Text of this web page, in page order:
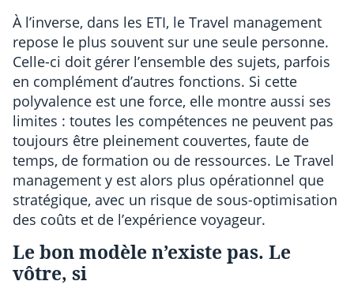
À l’inverse, dans les ETI, le Travel management
repose le plus souvent sur une seule personne.
Celle-ci doit gérer l’ensemble des sujets, parfois
en complément d’autres fonctions. Si cette
polyvalence est une force, elle montre aussi ses
limites : toutes les compétences ne peuvent pas
toujours être pleinement couvertes, faute de
temps, de formation ou de ressources. Le Travel
management y est alors plus opérationnel que
stratégique, avec un risque de sous-optimisation
des coûts et de l’expérience voyageur.
Le bon modèle n’existe pas. Le
vôtre, si